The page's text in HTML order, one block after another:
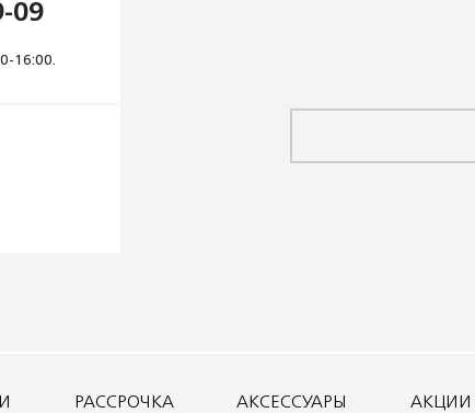
09
16:00.
РАССРОЧКА АКСЕССУАРЫ АКЦИИ